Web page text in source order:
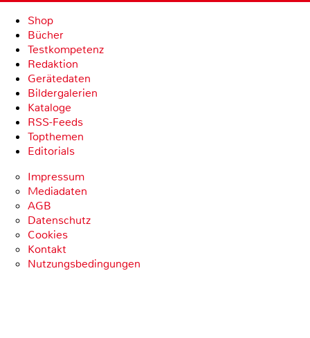
Shop
Bücher
Testkompetenz
Redaktion
Gerätedaten
Bildergalerien
Kataloge
RSS-Feeds
Topthemen
Editorials
Impressum
Mediadaten
AGB
Datenschutz
Cookies
Kontakt
Nutzungsbedingungen